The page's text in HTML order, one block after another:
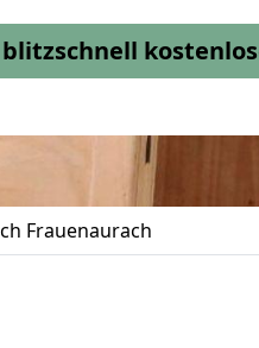
blitzschnell
Frauenaurach